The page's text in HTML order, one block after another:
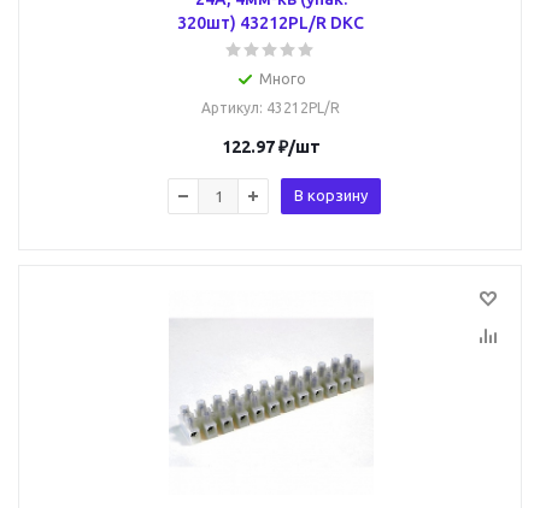
320шт) 43212PL/R DKC
Много
Артикул: 43212PL/R
122.97₽/шт
В корзину